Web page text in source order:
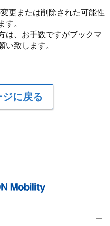
更または削除された可能性
す。
は、お手数ですがブックマ
い致します。
ジに戻る